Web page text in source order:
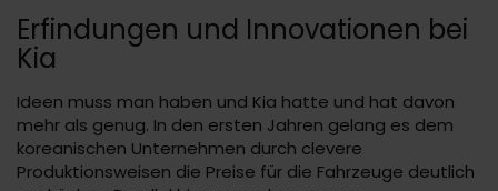
Erfindungen und Innovationen bei
Kia
Ideen muss man haben und Kia hatte und hat davon
mehr als genug. In den ersten Jahren gelang es dem
koreanischen Unternehmen durch clevere
Produktionsweisen die Preise für die Fahrzeuge deutlich